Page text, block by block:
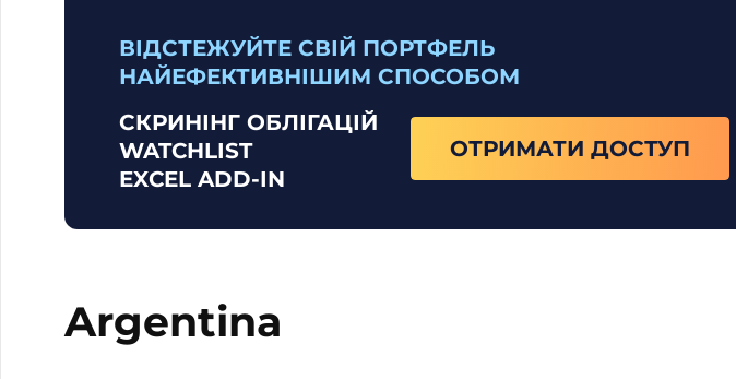
ВІДСТЕЖУЙТЕ СВІЙ ПОРТФЕЛЬ
НАЙЕФЕКТИВНІШИМ СПОСОБОМ
СКРИНІНГ ОБЛІГАЦІЙ
WATCHLIST
EXCEL ADD-IN
ОТРИМАТИ ДОСТУП
Argentina